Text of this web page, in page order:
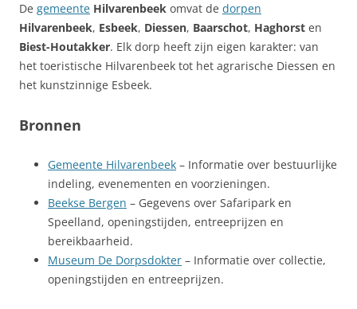
De gemeente Hilvarenbeek omvat de dorpen
Hilvarenbeek, Esbeek, Diessen, Baarschot, Haghorst en
Biest-Houtakker. Elk dorp heeft zijn eigen karakter: van
het toeristische Hilvarenbeek tot het agrarische Diessen en
het kunstzinnige Esbeek.
Bronnen
Gemeente Hilvarenbeek – Informatie over bestuurlijke
indeling, evenementen en voorzieningen.
Beekse Bergen – Gegevens over Safaripark en
Speelland, openingstijden, entreeprijzen en
bereikbaarheid.
Museum De Dorpsdokter – Informatie over collectie,
openingstijden en entreeprijzen.